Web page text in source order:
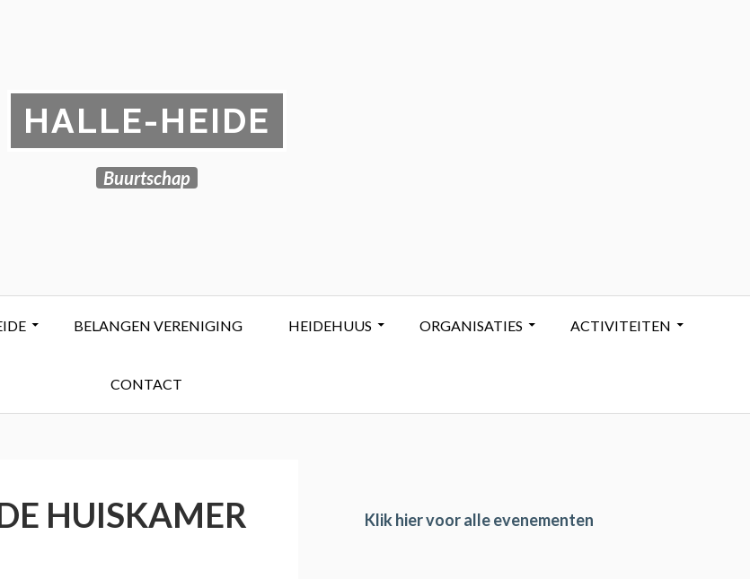
HALLE-HEIDE
Buurtschap
BELANGEN VERENIGING HEIDEHUUS ORGANISATIES ACTIVITEITEN
CONTACT
HUISKAMER
Sidebar
Klik hier voor alle evenementen